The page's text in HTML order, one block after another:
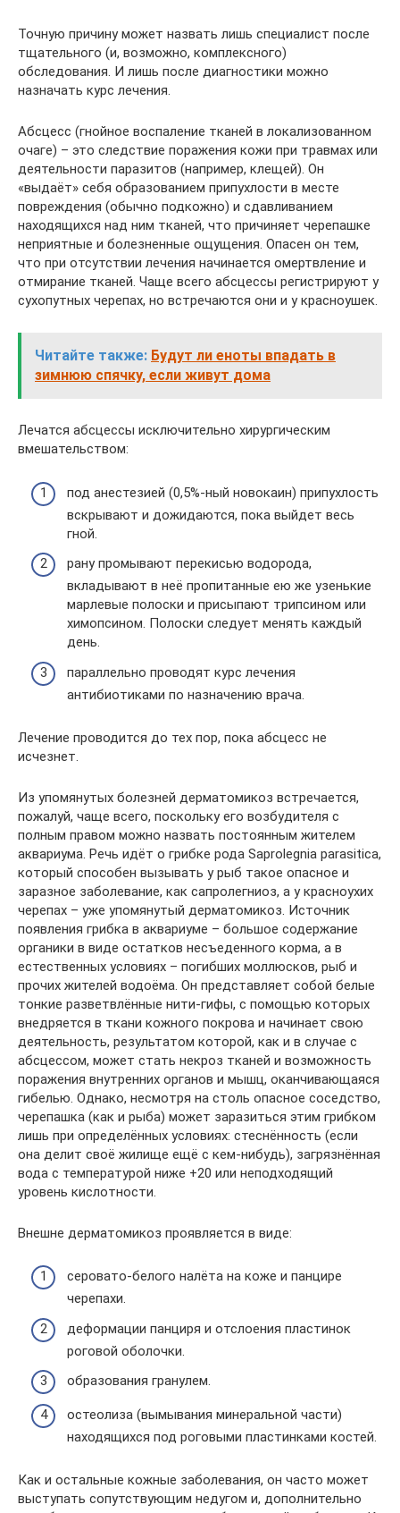
Точную причину может назвать лишь специалист после
тщательного (и, возможно, комплексного)
обследования. И лишь после диагностики можно
назначать курс лечения.
Абсцесс (гнойное воспаление тканей в локализованном
очаге) – это следствие поражения кожи при травмах или
деятельности паразитов (например, клещей). Он
«выдаёт» себя образованием припухлости в месте
повреждения (обычно подкожно) и сдавливанием
находящихся над ним тканей, что причиняет черепашке
неприятные и болезненные ощущения. Опасен он тем,
что при отсутствии лечения начинается омертвление и
отмирание тканей. Чаще всего абсцессы регистрируют у
сухопутных черепах, но встречаются они и у красноушек.
Читайте также: Будут ли еноты впадать в
зимнюю спячку, если живут дома
Лечатся абсцессы исключительно хирургическим
вмешательством:
под анестезией (0,5%-ный новокаин) припухлость
вскрывают и дожидаются, пока выйдет весь
гной.
рану промывают перекисью водорода,
вкладывают в неё пропитанные ею же узенькие
марлевые полоски и присыпают трипсином или
химопсином. Полоски следует менять каждый
день.
параллельно проводят курс лечения
антибиотиками по назначению врача.
Лечение проводится до тех пор, пока абсцесс не
исчезнет.
Из упомянутых болезней дерматомикоз встречается,
пожалуй, чаще всего, поскольку его возбудителя с
полным правом можно назвать постоянным жителем
аквариума. Речь идёт о грибке рода Saprolegnia parаsitica,
который способен вызывать у рыб такое опасное и
заразное заболевание, как сапролегниоз, а у красноухих
черепах – уже упомянутый дерматомикоз. Источник
появления грибка в аквариуме – большое содержание
органики в виде остатков несъеденного корма, а в
естественных условиях – погибших моллюсков, рыб и
прочих жителей водоёма. Он представляет собой белые
тонкие разветвлённые нити-гифы, с помощью которых
внедряется в ткани кожного покрова и начинает свою
деятельность, результатом которой, как и в случае с
абсцессом, может стать некроз тканей и возможность
поражения внутренних органов и мышц, оканчивающаяся
гибелью. Однако, несмотря на столь опасное соседство,
черепашка (как и рыба) может заразиться этим грибком
лишь при определённых условиях: стеснённость (если
она делит своё жилище ещё с кем-нибудь), загрязнённая
вода с температурой ниже +20 или неподходящий
уровень кислотности.
Внешне дерматомикоз проявляется в виде:
серовато-белого налёта на коже и панцире
черепахи.
деформации панциря и отслоения пластинок
роговой оболочки.
образования гранулем.
остеолиза (вымывания минеральной части)
находящихся под роговыми пластинками костей.
Как и остальные кожные заболевания, он часто может
выступать сопутствующим недугом и, дополнительно